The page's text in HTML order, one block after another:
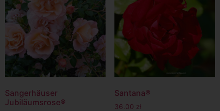
Sangerhäuser
Jubiläumsrose®
Santana®
36.00 zł